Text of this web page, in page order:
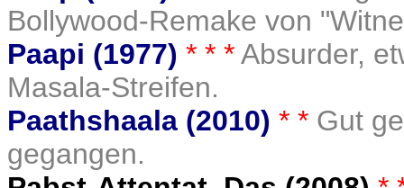
Bollywood-Remake von
Paapi (1977) * * *Absurder,
Masala-Streifen.
Paathshaala (2010) * * Gut
gegangen.